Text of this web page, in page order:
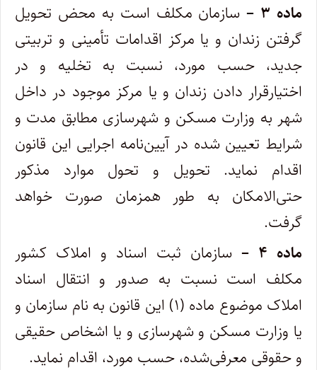
ماده ۳ –
سازمان مکلف است به محض تحویل
گرفتن زندان و یا مرکز اقدامات تأمینی و تربیتی
جدید، حسب مورد، نسبت به تخلیه و در
اختیار‌قرار دادن زندان و یا مرکز موجود در داخل
شهر به وزارت مسکن و شهرسازی مطابق مدت و
شرایط تعیین شده در آیین‌نامه اجرایی این قانون
اقدام نماید. تحویل و تحول موارد مذکور
حتی‌الامکان به طور همزمان صورت خواهد
گرفت.
ماده ۴ –
سازمان ثبت اسناد و املاک کشور
مکلف است نسبت به صدور و انتقال اسناد
املاک موضوع ماده (۱) این قانون به نام سازمان و
یا وزارت‌ مسکن و شهرسازی و یا اشخاص حقیقی
و حقوقی معرفی‌شده، حسب مورد، اقدام نماید.